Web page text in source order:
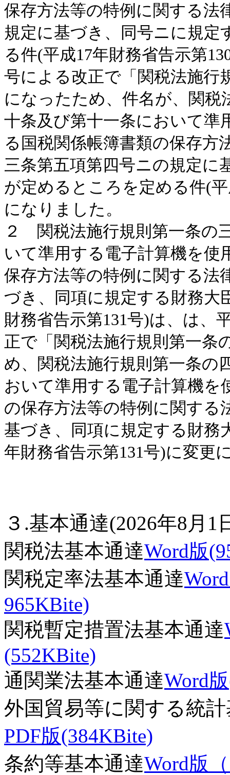
保存方法等の特例に関する法
規定に基づき、同号ニに規定
る件(平成17年財務省告示第
号による改正で「関税法施行
になったため、件名が、関税
十条及び第十一条において準
る国税関係帳簿書類の保存方
三条第五項第四号ニの規定に
が定めるところを定める件(
になりました。
２ 関税法施行規則第一条の
いて準用する電子計算機を使
保存方法等の特例に関する法
づき、同項に規定する財務大
財務省告示第131号)は、は、
正で「関税法施行規則第一条
め、関税法施行規則第一条の
おいて準用する電子計算機を
の保存方法等の特例に関する
基づき、同項に規定する財務
年財務省告示第131号)に変更
３.基本通達(2026年8月1
関税法基本通達Word版
関税定率法基本通達
965KBite)
関税暫定措置法基本通達
(552KBite)
通関業法基本通達Word
外国貿易等に関する統
PDF版(384KBite)
条約等基本通達Word版